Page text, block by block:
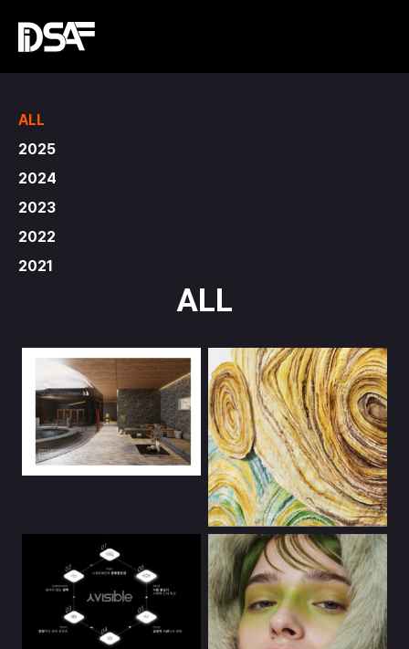
ALL
2025
2024
2023
2022
2021
ALL